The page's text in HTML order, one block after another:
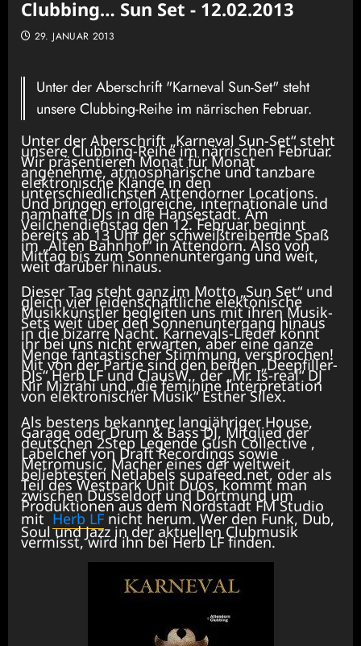
Clubbing… Sun Set - 12.02.2013
29. JANUAR 2013
Unter der Aberschrift "Karneval Sun-Set" steht
unsere Clubbing-Reihe im närrischen Februar.
Unter der Aberschrift „Karneval Sun-Set“ steht
unsere Clubbing-Reihe im närrischen Februar.
Wir präsentieren Monat für Monat
angenehme, atmosphärische und tanzbare
elektronische Klänge in den
unterschiedlichsten Attendorner Locations.
Und bringen erfolgreiche, internationale und
namhafte DJs in die Hansestadt. Am
Veilchendienstag den 12. Februar beginnt
bereits ab 13 Uhr der schweißtreibende Spaß
im „Alten Bahnhof“ in Attendorn. Also von
Mittag bis zum Sonnenuntergang und weit,
weit darüber hinaus.
Dieser Tag steht ganz im Motto „Sun Set“ und
gleich vier leidenschaftliche elektonische
Musikkünstler begleiten uns mit ihren Musik-
Sets weit über den Sonnenuntergang hinaus
in die bizarre Nacht. Karnevals-Lieder könnt
ihr bei uns nicht erwarten, aber eine ganze
Menge fantastischer Stimmung, versprochen!
Mit von der Partie sind den beiden „Deepfiller-
DJs“ Herb LF und ClausW., der „Mr. Is-real“ DJ
Nir Mizrahi und „die feminine Interpretation
von elektronischer Musik“ Esther Silex.
Als bestens bekannter langjähriger House,
Garage oder Drum & Bass DJ, Mitglied der
deutschen 2Step Legende Gush Collective ,
Labelchef von Draft Recordings sowie
Metromusic, Macher eines der weltweit
beliebtesten Netlabels supafeed.net, oder als
Teil des Westpark Unit Duos, kommt man
zwischen Düsseldorf und Dortmund um
Produktionen aus dem Nordstadt FM Studio
mit Herb LF nicht herum. Wer den Funk, Dub,
Soul und Jazz in der aktuellen Clubmusik
vermisst, wird ihn bei Herb LF finden.